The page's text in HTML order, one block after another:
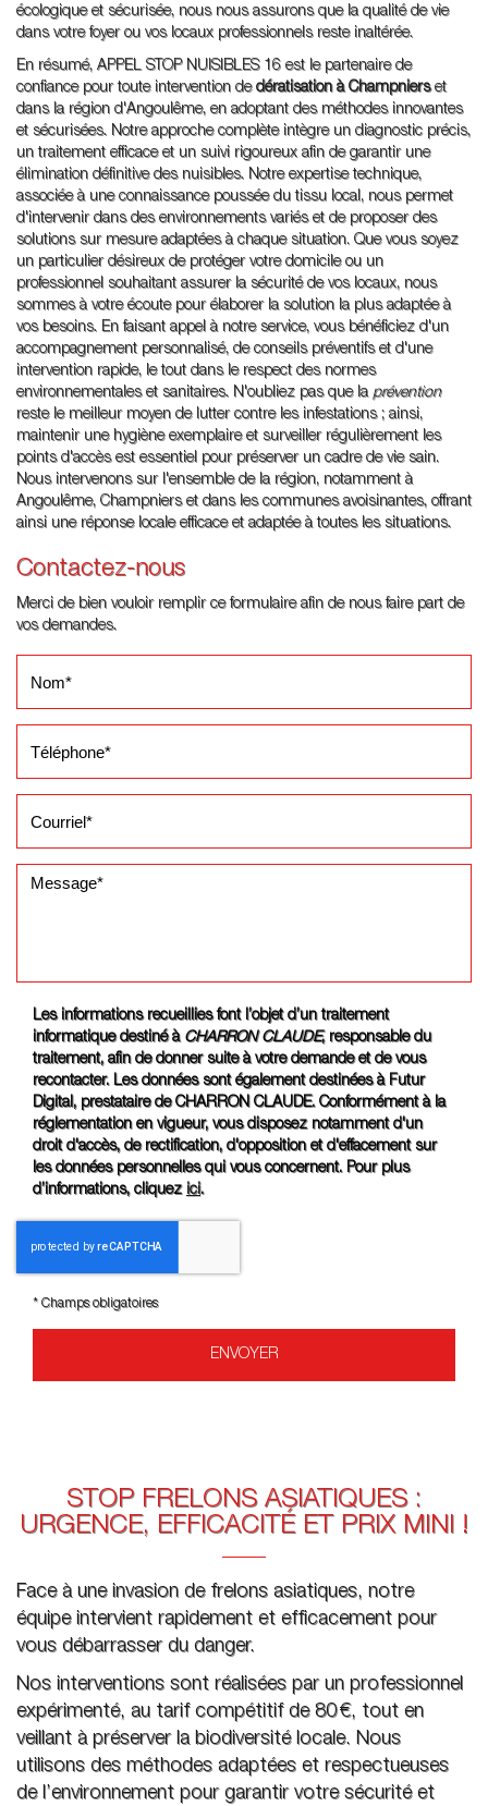
écologique et sécurisée, nous nous assurons que la qualité de vie
dans votre foyer ou vos locaux professionnels reste inaltérée.
En résumé, APPEL STOP NUISIBLES 16 est le partenaire de
confiance pour toute intervention de dératisation à Champnierset
dans la région d'Angoulême, en adoptant des méthodes innovantes
et sécurisées. Notre approche complète intègre un diagnostic précis,
un traitement efficace et un suivi rigoureux afin de garantir une
élimination définitive des nuisibles. Notre expertise technique,
associée à une connaissance poussée du tissu local, nous permet
d'intervenir dans des environnements variés et de proposer des
solutions sur mesure adaptées à chaque situation. Que vous soyez
un particulier désireux de protéger votre domicile ou un
professionnel souhaitant assurer la sécurité de vos locaux, nous
sommes à votre écoute pour élaborer la solution la plus adaptée à
vos besoins. En faisant appel à notre service, vous bénéficiez d'un
accompagnement personnalisé, de conseils préventifs et d'une
intervention rapide, le tout dans le respect des normes
environnementales et sanitaires. N'oubliez pas que la prévention
reste le meilleur moyen de lutter contre les infestations ; ainsi,
maintenir une hygiène exemplaire et surveiller régulièrement les
points d'accès est essentiel pour préserver un cadre de vie sain.
Nous intervenons sur l'ensemble de la région, notamment à
Angoulême, Champniers et dans les communes avoisinantes, offrant
ainsi une réponse locale efficace et adaptée à toutes les situations.
Contactez-nous
Merci de bien vouloir remplir ce formulaire afin de nous faire part de
vos demandes.
Les informations recueillies font l’objet d’un traitement
informatique destiné à
CHARRON CLAUDE, responsable du
traitement, afin de donner suite à votre demande et de vous
recontacter. Les données sont également destinées à Futur
Digital, prestataire de CHARRON CLAUDE. Conformément à la
réglementation en vigueur, vous disposez notamment d'un
droit d'accès, de rectification, d'opposition et d'effacement sur
les données personnelles qui vous concernent. Pour plus
d’informations, cliquez ici.
*Champs obligatoires
STOP FRELONS ASIATIQUES :
URGENCE, EFFICACITÉ ET PRIX MINI !
Face à une invasion de frelons asiatiques, notre
équipe intervient rapidement et efficacement pour
vous débarrasser du danger.
Nos interventions sont réalisées par un professionnel
expérimenté, au tarif compétitif de 80 €, tout en
veillant à préserver la biodiversité locale. Nous
utilisons des méthodes adaptées et respectueuses
de l’environnement pour garantir votre sécurité et